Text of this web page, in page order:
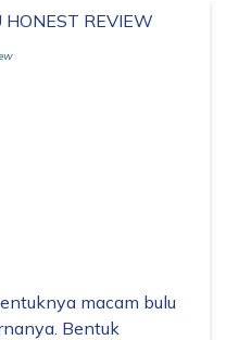
HONEST REVIEW
macam bulu
Bentuk